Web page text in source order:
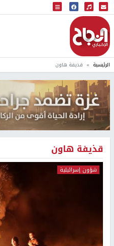
البث المباشر
إذاعة النجاح
الرئيسية قذيفة هاون
قذيفة هاون
شؤون إسرائيلية